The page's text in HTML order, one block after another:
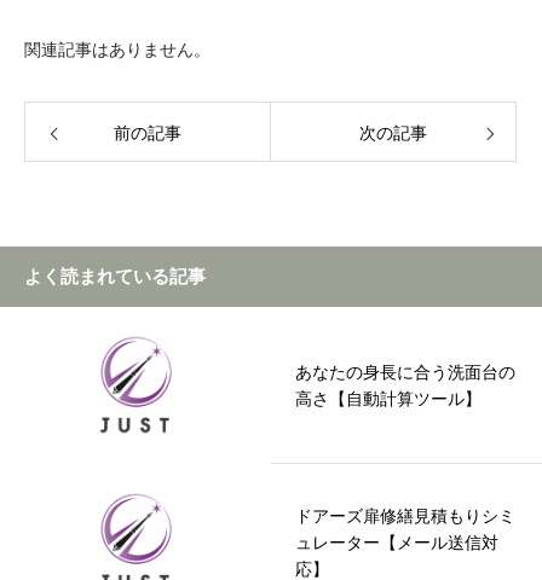
関連記事はありません。
前の記事 次の記事
よく読まれている記事
あなたの身長に合う洗面台の
高さ【自動計算ツール】
ドアーズ扉修繕見積もりシミ
ュレーター【メール送信対
応】